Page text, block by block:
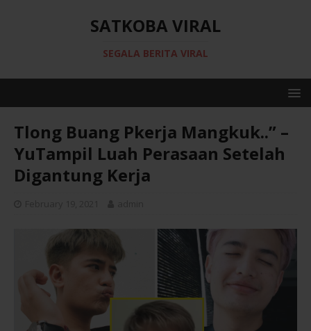
SATKOBA VIRAL
SEGALA BERITA VIRAL
Tlong Buang Pkerja Mangkuk..” –
YuTampil Luah Perasaan Setelah
Digantung Kerja